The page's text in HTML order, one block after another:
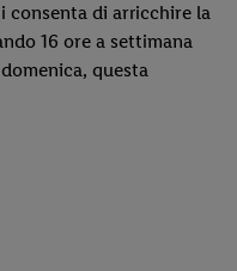
consenta di arricchire la
16 ore a settimana
questa